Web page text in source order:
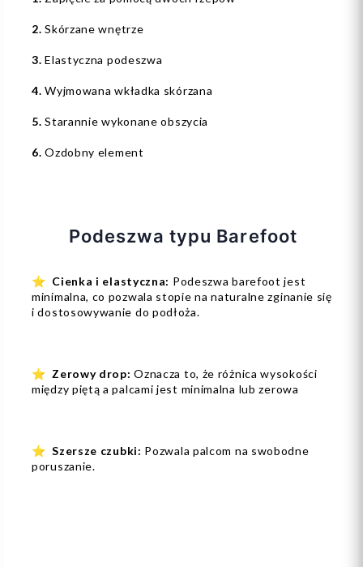
2. Skórzane wnętrze
3. Elastyczna podeszwa
4.Wyjmowana wkładka skórzana
5. Starannie wykonane obszycia
6. Ozdobny element
Podeszwa typu Barefoot
⭐ Cienka i elastyczna: Podeszwa barefoot jest
minimalna, co pozwala stopie na naturalne zginanie się
i dostosowywanie do podłoża.
⭐Zerowy drop:Oznacza to, że różnica wysokości
między piętą a palcami jest minimalna lub zerowa
⭐ Szersze czubki: Pozwala palcom na swobodne
poruszanie.